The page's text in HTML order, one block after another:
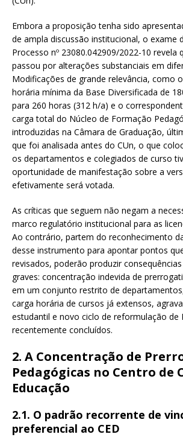
Embora a proposição tenha sido
de ampla discussão institucional, o exame
Processo nº 23080.042909/2022-10 revela
passou por alterações substanciais em
Modificações de grande relevância, como
horária mínima da Base Diversificada de
para 260 horas (312 h/a) e o
carga total do Núcleo de Formação
introduzidas na Câmara de Graduação,
que foi analisada antes do CUn, o que
os departamentos e colegiados de curso
oportunidade de manifestação sobre a
efetivamente será votada.
As críticas que seguem não negam a
marco regulatório institucional para as
Ao contrário, partem do reconhecimento
desse instrumento para apontar pontos
revisados, poderão produzir
graves: concentração indevida de
em um conjunto restrito de
carga horária de cursos já extensos,
estudantil e novo ciclo de reformulação de
recentemente concluídos.
2. A Concentração de
Pedagógicas no Centro de
Educação
2.1. O padrão recorrente de
preferencial ao CED